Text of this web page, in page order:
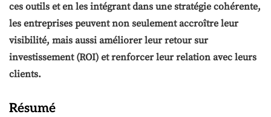
ces outils et en les intégrant dans une stratégie cohérente,
les entreprises peuvent non seulement accroître leur
visibilité, mais aussi améliorer leur retour sur
investissement (ROI) et renforcer leur relation avec leurs
clients.
Résumé